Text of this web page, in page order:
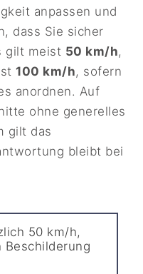
anpassen und
dass Sie sicher
gilt meist 50 km/h,
100 km/h, sofern
anordnen. Auf
ohne generelles
gilt das
bleibt bei
50 km/h,
Beschilderung